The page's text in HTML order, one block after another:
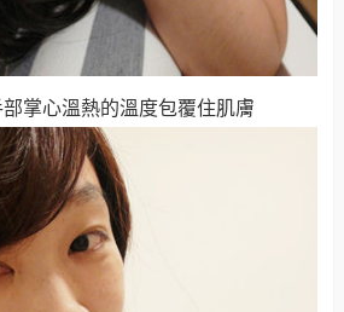
掌心溫熱的溫度包覆住肌膚